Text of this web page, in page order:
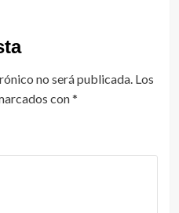
no será publicada. Los
con*